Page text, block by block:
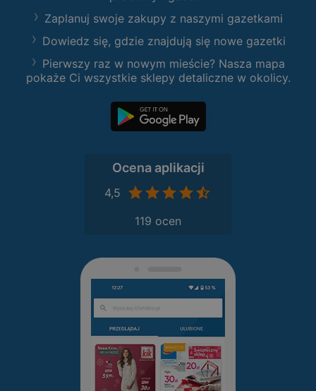
Zaplanuj swoje zakupy z naszymi gazetkami
Dowiedz się, gdzie znajdują się nowe gazetki
Pierwszy raz w nowym mieście? Nasza mapa
pokaże Ci wszystkie sklepy detaliczne w okolicy.
Ocena aplikacji
4,5
119 ocen